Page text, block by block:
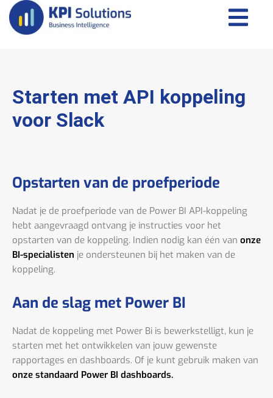
Starten met API koppeling
voor Slack
Opstarten van de proefperiode
Nadat je de proefperiode van de Power BI API-koppeling
hebt aangevraagd ontvang je instructies voor het
opstarten van de koppeling. Indien nodig kan één van onze
BI-specialisten je ondersteunen bij het maken van de
koppeling.
Aan de slag met Power BI
Nadat de koppeling met Power Bi is bewerkstelligt, kun je
starten met het ontwikkelen van jouw gewenste
rapportages en dashboards. Of je kunt gebruik maken van
onze standaard Power BI dashboards.